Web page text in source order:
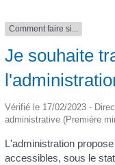
Comment faire si...
Je souhaite
Vérifié le 17/02/2023 -
administrative (Première
L'administration
accessibles, sous le